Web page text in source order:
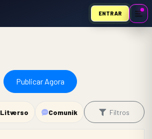
ENTRAR
Publicar Agora
Litverso Comunik Filtros